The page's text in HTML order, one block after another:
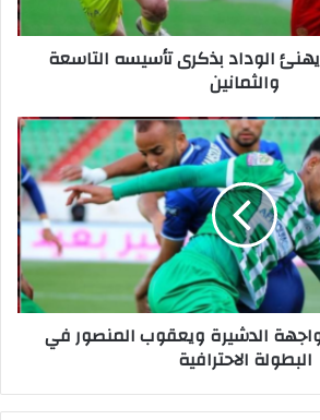
الوداد بذكرى تأسيسه التاسعة
والثمانين
الدشيرة ويعقوب المنصور في
البطولة الاحترافية